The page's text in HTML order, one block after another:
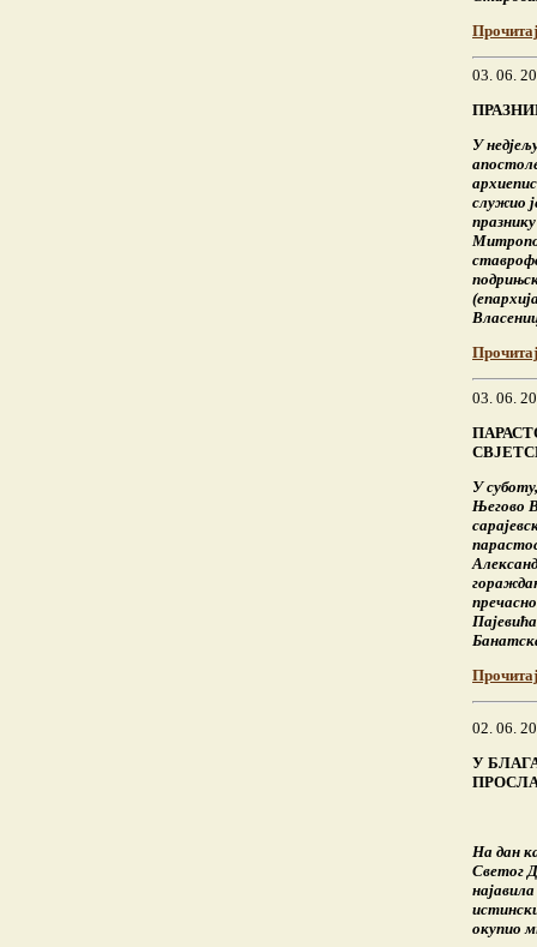
03. 06.
У
служио
03. 06.
У
Његово
02. 06.
У
На дан
Светог
окупио